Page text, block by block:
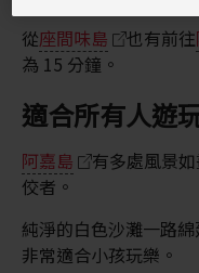
從座間味島 也有前往
為 15 分鐘。
適合所有人遊
阿嘉島
有多處風景
佼者。
純淨的白色沙灘一路
非常適合小孩玩樂。